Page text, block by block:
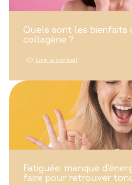
Quels sont les bienfaits
collagène ?
Lire le conseil
Fatiguée, manque
faire pour retrouver